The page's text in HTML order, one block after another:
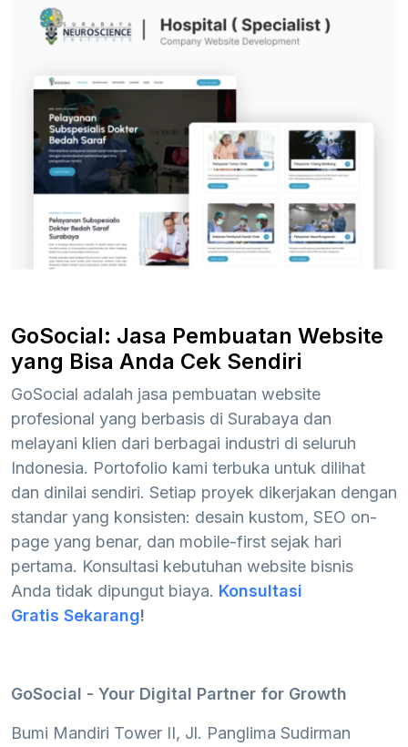
GoSocial: Jasa Pembuatan Website
yang Bisa Anda Cek Sendiri
GoSocial adalah jasa pembuatan website
profesional yang berbasis di Surabaya dan
melayani klien dari berbagai industri di seluruh
Indonesia. Portofolio kami terbuka untuk dilihat
dan dinilai sendiri. Setiap proyek dikerjakan dengan
standar yang konsisten: desain kustom, SEO on-
page yang benar, dan mobile-first sejak hari
pertama. Konsultasi kebutuhan website bisnis
Anda tidak dipungut biaya. Konsultasi
Gratis Sekarang!
GoSocial - Your Digital Partner for Growth
Bumi Mandiri Tower II, Jl. Panglima Sudirman